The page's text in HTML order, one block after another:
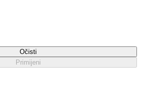
Očisti
Primijeni